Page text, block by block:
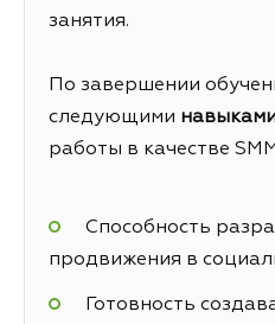
занятия.
По завершении
следующими
работы в качестве
Способность
продвижения в
Готовность